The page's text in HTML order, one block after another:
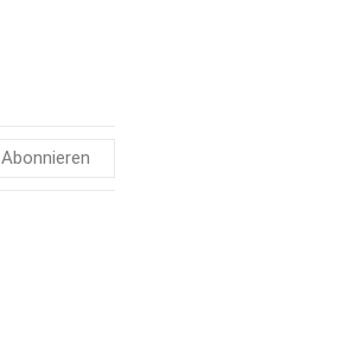
Abonnieren